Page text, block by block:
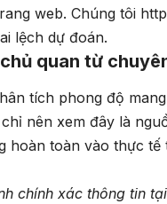
web. Chúng tôi
lệch dự đoán.
quan từ
tích phong độ
nên xem đây là
hoàn toàn vào thực
chính xác thông tin